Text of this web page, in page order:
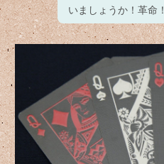
いましょうか！革命！